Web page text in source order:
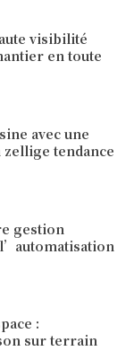
visibilité
en toute
avec une
tendance
gestion
:
sur terrain